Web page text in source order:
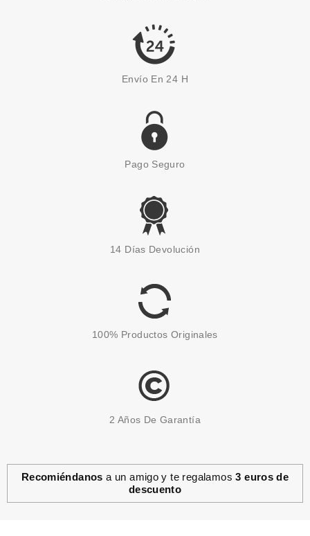
2.97€
ESSENCE
ESSENCE EYESHADOW 15 SO
CHIC
2.05€
ESSENCE
Envío En 24 H
Pago Seguro
14 Días Devolución
100% Productos Originales
2 Años De Garantía
Recomiéndanos a un amigo y te regalamos3 euros de
descuento